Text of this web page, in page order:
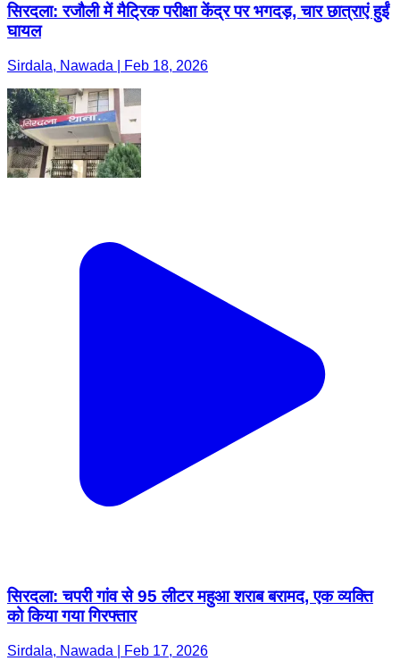
सिरदला: रजौली में मैट्रिक परीक्षा केंद्र पर भगदड़, चार छात्राएं हुईं
घायल
Sirdala, Nawada | Feb 18, 2026
सिरदला: चपरी गांव से 95 लीटर महुआ शराब बरामद, एक व्यक्ति
को किया गया गिरफ्तार
Sirdala, Nawada | Feb 17, 2026